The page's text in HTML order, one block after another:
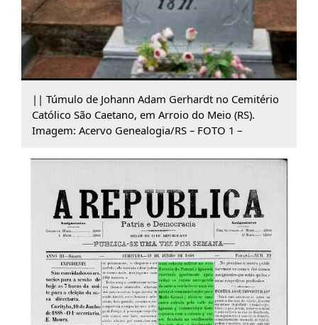
|| Túmulo de Johann Adam Gerhardt no Cemitério
Católico São Caetano, em Arroio do Meio (RS).
Imagem: Acervo Genealogia/RS – FOTO 1 –